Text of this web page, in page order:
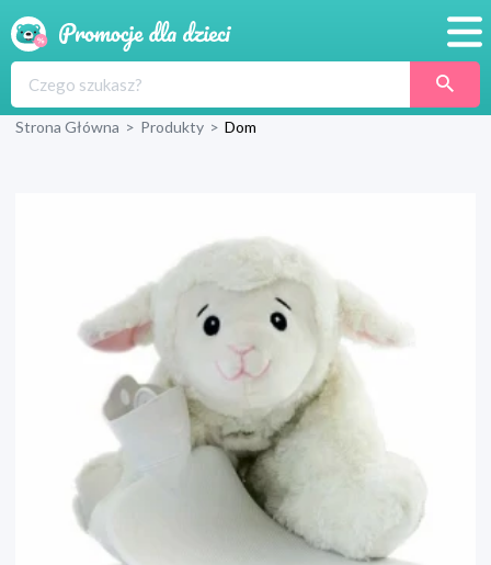
Produkty
Blog
Wyprawka
Strona Główna > Produkty > Dom